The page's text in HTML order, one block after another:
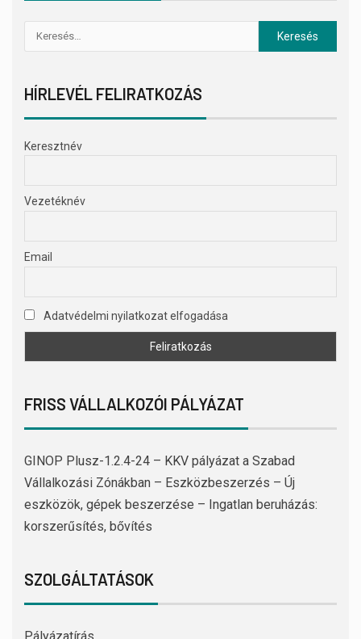
HÍRLEVÉL FELIRATKOZÁS
Keresztnév
Vezetéknév
Email
Adatvédelmi nyilatkozat elfogadása
FRISS VÁLLALKOZÓI PÁLYÁZAT
GINOP Plusz-1.2.4-24 – KKV pályázat a Szabad
Vállalkozási Zónákban – Eszközbeszerzés – Új
eszközök, gépek beszerzése – Ingatlan beruházás:
korszerűsítés, bővítés
SZOLGÁLTATÁSOK